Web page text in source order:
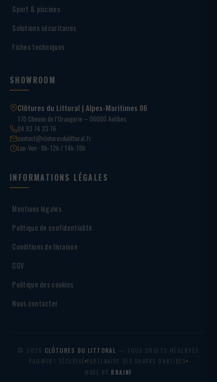
Sport & piscines
Solutions sécuritaires
Fiches techniques
SHOWROOM
Clôtures du Littoral | Alpes-Maritimes 06
170 Chemin de l’Orangerie – 06600 Antibes
04 93 74 33 76
contact@cloturesdulittoral.fr
Lun-Ven · 8h-12h / 14h-18h
INFORMATIONS LÉGALES
Mentions légales
Politique de confidentialité
Conditions de livraison
CGV
Politique des cookies
Nous contacter
© 2026 CLÔTURES DU LITTORAL — TOUS DROITS RÉSERVÉS
PAIEMENT SÉCURISÉ PARTENAIRE DES SHARKS D'ANTIBES
MADE BY BRAINF